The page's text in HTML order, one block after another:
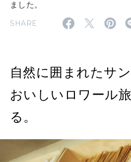
2026年9月号「北海道 おいしく遊
2026年8月号『お茶の
2026年7月号「鎌倉 ローカルが 教え
2026年6月号「大銀座 トレンドが生
ました。
SHARE
自然に囲まれたサ
おいしいロワール
る。